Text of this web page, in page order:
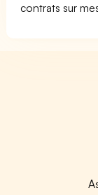
contrats sur